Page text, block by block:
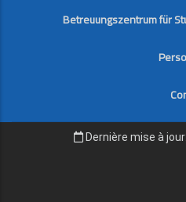
Betreuungszentrum für
Dernière mise à